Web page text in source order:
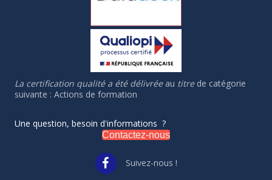
La certification qualité a été délivréeau titrede catégorie
suivante : Actions de formation
Une question, besoin d'informations ?
Contactez-nous
Suivez-nous !